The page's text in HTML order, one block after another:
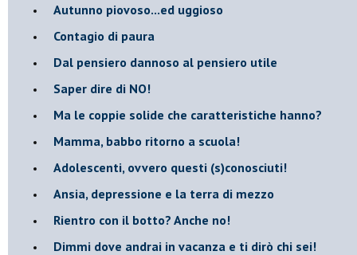
Autunno piovoso...ed uggioso
​Contagio di paura
​Dal pensiero dannoso al pensiero utile
​Saper dire di NO!
​Ma le coppie solide che caratteristiche hanno?
​Mamma, babbo ritorno a scuola!
Adolescenti, ovvero questi (s)conosciuti!
Ansia, depressione e la terra di mezzo
​Rientro con il botto? Anche no!
Dimmi dove andrai in vacanza e ti dirò chi sei!